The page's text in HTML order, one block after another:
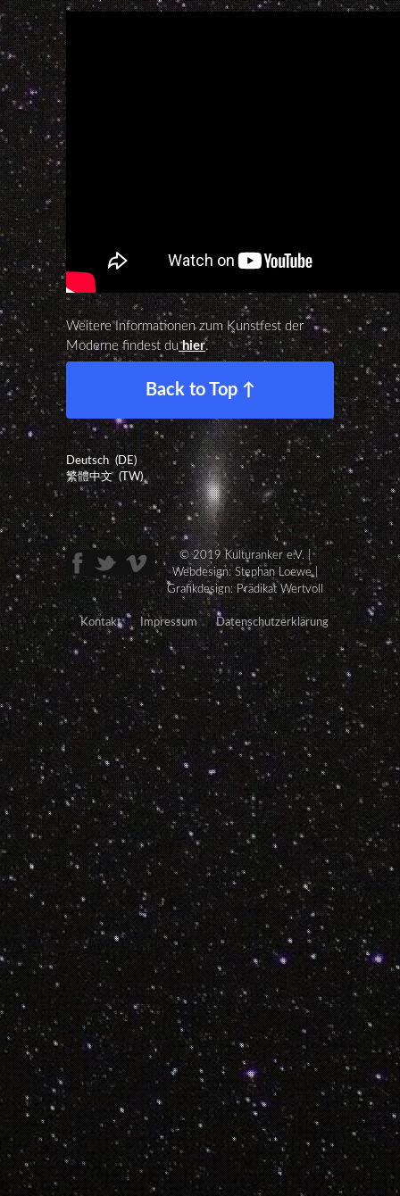
Weitere Informationen zum Kunstfest der
Moderne findest duhier.
Back to Top ↑
Deutsch
DE
繁體中文
TW
© 2019 Kulturanker e.V. |
Webdesign: Stephan Loewe |
Grafikdesign:Prädikat Wertvoll
Kontakt Impressum Datenschutzerklärung